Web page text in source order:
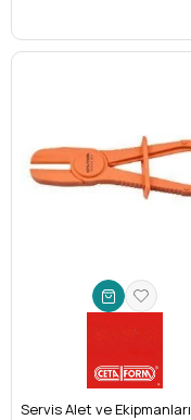
Servis Alet ve Ekipmanları